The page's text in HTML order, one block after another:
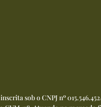
sob o CNPJ nº